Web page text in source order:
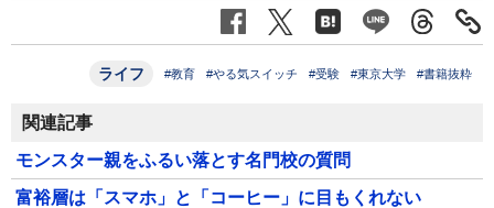
ライフ #教育 #やる気スイッチ #受験 #東京大学 #書籍抜粋
関連記事
モンスター親をふるい落とす名門校の質問
富裕層は「スマホ」と「コーヒー」に目もくれない